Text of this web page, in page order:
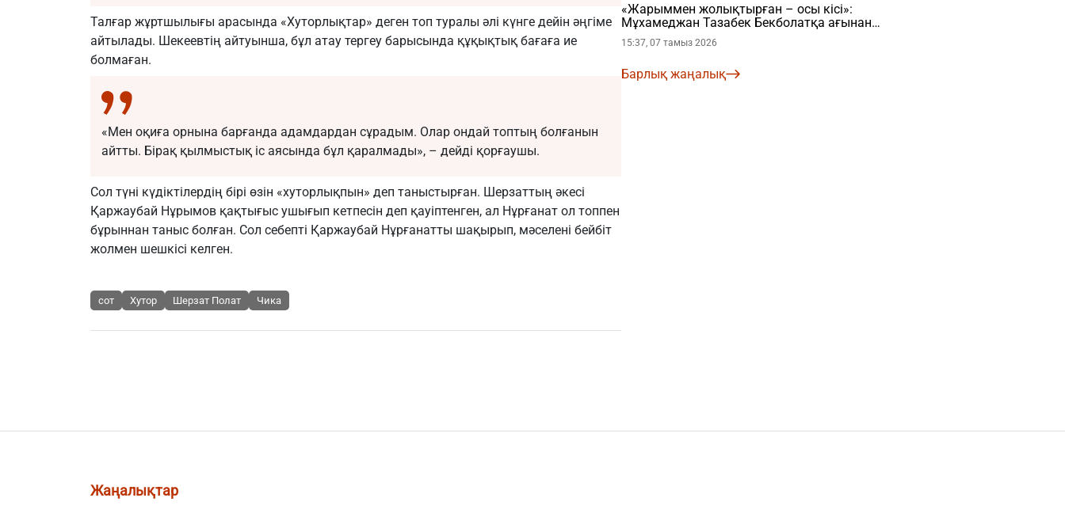
Талғар жұртшылығы арасында «Хуторлықтар» деген топ туралы әлі күнге дейін әңгіме
айтылады. Шекеевтің айтуынша, бұл атау тергеу барысында құқықтық бағаға ие
болмаған.
«Мен оқиға орнына барғанда адамдардан сұрадым. Олар ондай топтың болғанын
айтты. Бірақ қылмыстық іс аясында бұл қаралмады», – дейді қорғаушы.
Сол түні күдіктілердің бірі өзін «хуторлықпын» деп таныстырған. Шерзаттың әкесі
Қаржаубай Нұрымов қақтығыс ушығып кетпесін деп қауіптенген, ал Нұрғанат ол топпен
бұрыннан таныс болған. Сол себепті Қаржаубай Нұрғанатты шақырып, мәселені бейбіт
жолмен шешкісі келген.
сот Хутор Шерзат Полат Чика
«Жарыммен жолықтырған – осы кісі»:
Мұхамеджан Тазабек Бекболатқа ағынан
жарылды
15:37, 07 тамыз 2026
Барлық жаңалық
Жаңалықтар